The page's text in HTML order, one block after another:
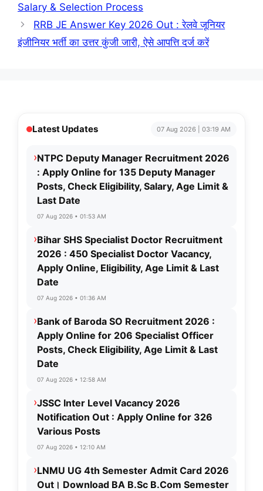
Salary & Selection Process
RRB JE Answer Key 2026 Out : रेलवे जूनियर
इंजीनियर भर्ती का उत्तर कुंजी जारी, ऐसे आपत्ति दर्ज करें
Latest Updates 07 Aug 2026 | 03:19 AM
›NTPC Deputy Manager Recruitment 2026
: Apply Online for 135 Deputy Manager
Posts, Check Eligibility, Salary, Age Limit &
Last Date
07 Aug 2026 • 01:53 AM
›Bihar SHS Specialist Doctor Recruitment
2026 : 450 Specialist Doctor Vacancy,
Apply Online, Eligibility, Age Limit & Last
Date
07 Aug 2026 • 01:36 AM
›Bank of Baroda SO Recruitment 2026 :
Apply Online for 206 Specialist Officer
Posts, Check Eligibility, Age Limit & Last
Date
07 Aug 2026 • 12:58 AM
›JSSC Inter Level Vacancy 2026
Notification Out : Apply Online for 326
Various Posts
07 Aug 2026 • 12:10 AM
›LNMU UG 4th Semester Admit Card 2026
Out। Download BA B.Sc B.Com Semester